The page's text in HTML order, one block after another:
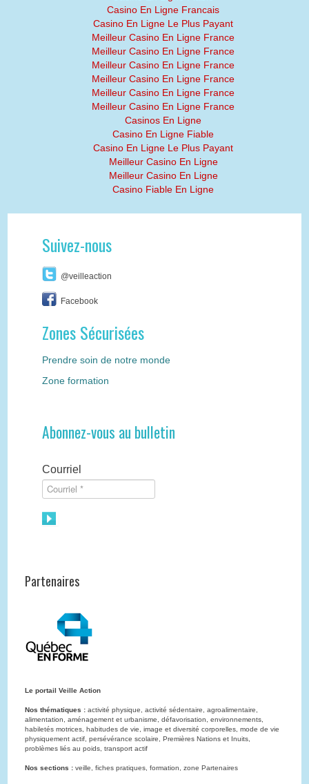
Casino En Ligne Francais
Casino En Ligne Le Plus Payant
Meilleur Casino En Ligne France
Meilleur Casino En Ligne France
Meilleur Casino En Ligne France
Meilleur Casino En Ligne France
Meilleur Casino En Ligne France
Meilleur Casino En Ligne France
Casinos En Ligne
Casino En Ligne Fiable
Casino En Ligne Le Plus Payant
Meilleur Casino En Ligne
Meilleur Casino En Ligne
Casino Fiable En Ligne
Suivez-nous
@veilleaction
Facebook
Zones Sécurisées
Prendre soin de notre monde
Zone formation
Abonnez-vous au bulletin
Courriel
Partenaires
Le portail Veille Action
Nos thématiques : activité physique, activité sédentaire, agroalimentaire,
alimentation, aménagement et urbanisme, défavorisation, environnements,
habiletés motrices, habitudes de vie, image et diversité corporelles, mode de vie
physiquement actif, persévérance scolaire, Premières Nations et Inuits,
problèmes liés au poids, transport actif
Nos sections : veille, fiches pratiques, formation, zone Partenaires